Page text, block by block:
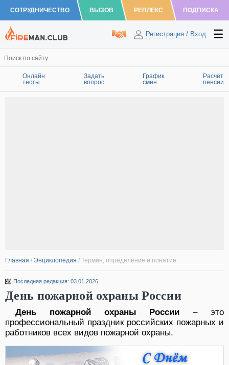
СОТРУДНИЧЕСТВО ВЫЗОВ РЕПЛЕКС ПОДПИСКА
Регистрация / Вход
Онлайн
тесты
Задать
вопрос
График
смен
Расчёт
пенсии
Главная / Энциклопедия / Термин, определение и понятие
Последняя редакция: 03.01.2026
День пожарной охраны России
День пожарной охраны России – это
профессиональный праздник российских пожарных и
работников всех видов пожарной охраны.